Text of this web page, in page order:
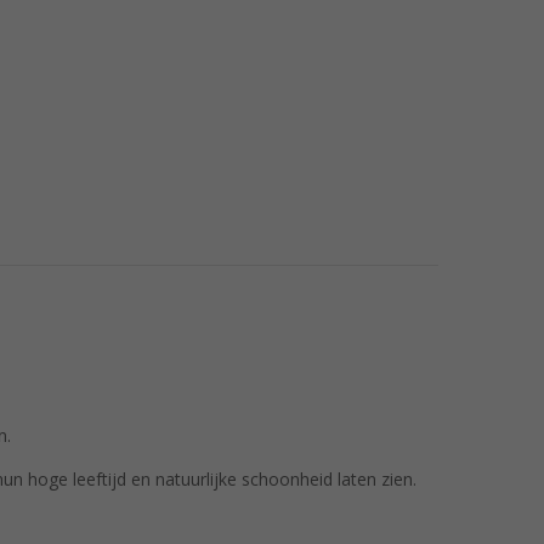
hoge leeftijd en natuurlijke schoonheid laten zien.